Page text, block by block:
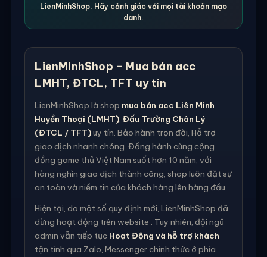
LienMinhShop. Hãy cảnh giác với mọi tài khoản mạo
danh.
LienMinhShop – Mua bán acc
LMHT, ĐTCL, TFT uy tín
LienMinhShop là shop mua bán acc Liên Minh
Huyền Thoại (LMHT),Đấu Trường Chân Lý
(ĐTCL / TFT)uy tín. Bảo hành trọn đời, Hỗ trợ
giao dịch nhanh chóng. Đồng hành cùng cộng
đồng game thủ Việt Nam suốt hơn 10 năm, với
hàng nghìn giao dịch thành công, shop luôn đặt sự
an toàn và niềm tin của khách hàng lên hàng đầu.
Hiện tại, do một số quy định mới, LienMinhShop đã
dừng hoạt động trên website . Tuy nhiên, đội ngũ
admin vẫn tiếp tục Hoạt Động và hỗ trợ khách
tận tình qua Zalo, Messenger chính thức ở phía